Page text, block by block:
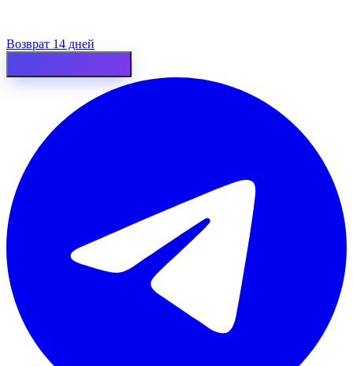
Возврат 14 дней